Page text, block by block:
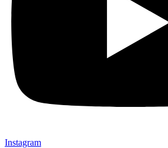
Instagram